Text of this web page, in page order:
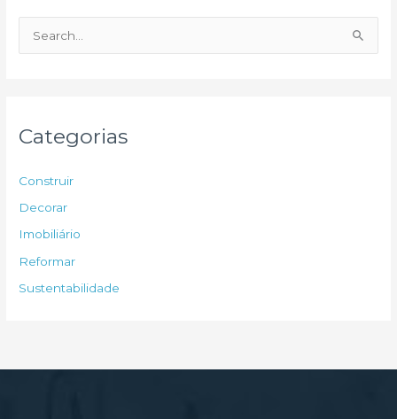
e
p
o
r
Categorias
Construir
Decorar
Imobiliário
Reformar
Sustentabilidade